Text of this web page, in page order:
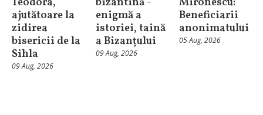
ajutătoare la
zidirea
bisericii de la
Sihla
09 Aug, 2026
enigmă a
istoriei, taină
a Bizanțului
09 Aug, 2026
Beneficiarii
anonimatului
05 Aug, 2026